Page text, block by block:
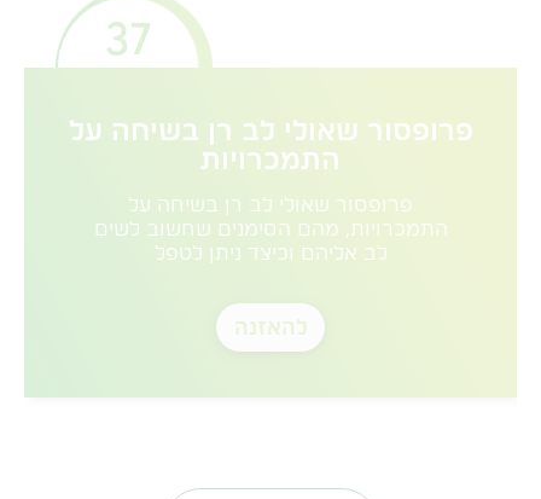
37
פרופסור שאולי לב רן בשיחה על
התמכרויות
פרופסור שאולי לב רן בשיחה על
התמכרויות, מהם הסימנים שחשוב לשים
לב אליהם וכיצד ניתן לטפל
להאזנה